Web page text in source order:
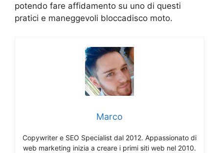
potendo fare affidamento su uno di questi
pratici e maneggevoli bloccadisco moto.
Marco
Copywriter e SEO Specialist dal 2012. Appassionato di
web marketing inizia a creare i primi siti web nel 2010.